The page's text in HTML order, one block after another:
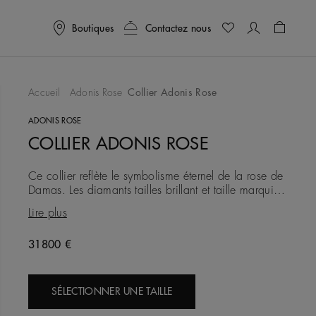
Boutiques Contactez nous
À Ma Wishlist
Accueil Adonis Rose Collier Adonis Rose
ADONIS ROSE
COLLIER ADONIS ROSE
Ce collier reflète le symbolisme éternel de la rose de
Damas. Les diamants tailles brillant et taille marquise
d'un poids total d'environ 4,26 carats qui le
composen
Lire plus
31800 €
SÉLECTIONNER UNE TAILLE